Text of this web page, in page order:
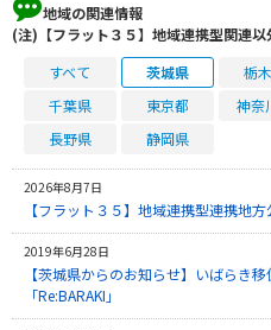
地域の関連情報
(注)【フラット３５】地域連携型関連
すべて
茨城県 栃
千葉県
東京都 神奈
長野県
静岡県
2026年8月7日
【フラット３５】地域連携型連携地
2019年6月28日
【茨城県からのお知らせ】いばらき
「Re:BARAKI」